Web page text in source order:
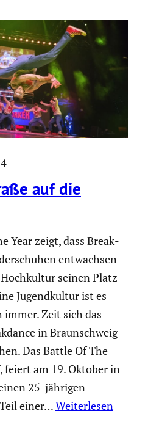
auf die
Year zeigt, dass Break­
entwachsen
seinen Platz
Jugend­kultur ist es
Zeit sich das
in Braun­schweig
Das Battle Of The
feiert am 19. Oktober in
25-jährigen
einer…Weiterlesen